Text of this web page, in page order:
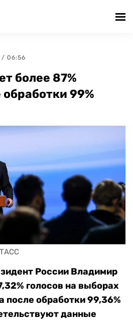
/ 06:56
более 87%
обработки 99%
России Владимир
голосов на выборах
после обработки 99,36%
данные